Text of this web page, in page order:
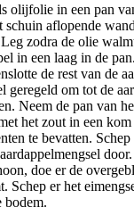
olijfolie in een pan
schuin aflopende
zodra de olie
in een laag in de
de rest van de
geregeld om tot de
Neem de pan van
het zout in een
te bevatten.
door.
doe er de
Schep er het
bodem.